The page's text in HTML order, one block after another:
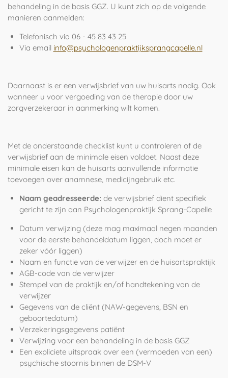
behandeling in de basis GGZ. U kunt zich op de volgende
manieren aanmelden:
Telefonisch via 06 - 45 83 43 25
Via email info@psychologenpraktijksprangcapelle.nl
Daarnaast is er een verwijsbrief van uw huisarts nodig. Ook
wanneer u voor vergoeding van de therapie door uw
zorgverzekeraar in aanmerking wilt komen.
Met de onderstaande checklist kunt u controleren of de
verwijsbrief aan de minimale eisen voldoet. Naast deze
minimale eisen kan de huisarts aanvullende informatie
toevoegen over anamnese, medicijngebruik etc.
Naam geadresseerde: de verwijsbrief dient specifiek
gericht te zijn aan Psychologenpraktijk Sprang-Capelle
Datum verwijzing (deze mag maximaal negen maanden
voor de eerste behandeldatum liggen, doch moet er
zeker vóór liggen)
Naam en functie van de verwijzer en de huisartspraktijk
AGB-code van de verwijzer
Stempel van de praktijk en/of handtekening van de
verwijzer
Gegevens van de cliënt (NAW-gegevens, BSN en
geboortedatum)
Verzekeringsgegevens patiënt
Verwijzing voor een behandeling in de basis GGZ
Een expliciete uitspraak over een (vermoeden van een)
psychische stoornis binnen de DSM-V